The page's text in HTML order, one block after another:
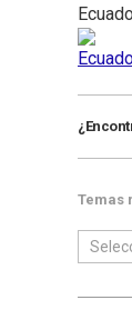
Temas